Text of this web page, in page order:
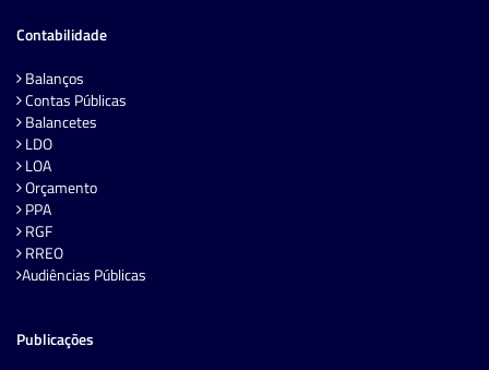
Contabilidade
Balanços
Contas Públicas
Balancetes
LDO
LOA
Orçamento
PPA
RGF
RREO
Audiências Públicas
Publicações